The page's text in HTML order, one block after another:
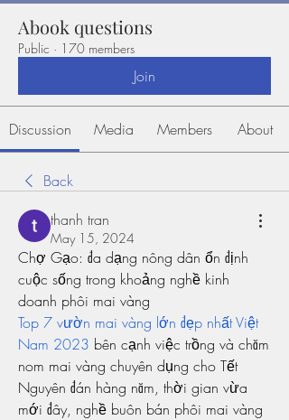
Abook questions
Public · 170 members
Join
Discussion Media Members About
Back
thanh tran
May 15, 2024
Chợ Gạo: đa dạng nông dân ổn định
cuộc sống trong khoảng nghề kinh
doanh phôi mai vàng
Top 7 vườn mai vàng lớn đẹp nhất Việt
Nam 2023 bên cạnh việc trồng và chăm
nom mai vàng chuyên dụng cho Tết
Nguyên đán hàng năm, thời gian vừa
mới đây, nghề buôn bán phôi mai vàng